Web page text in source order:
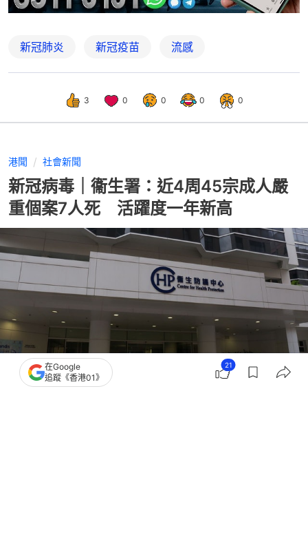
新冠肺炎 新冠疫苗 流感
3 0 0 0 0
港聞 社會新聞
新冠病毒｜衞生署：近4周45宗成人嚴
重個案7人死 活躍度一年新高
在Google
追蹤《香港01》
21